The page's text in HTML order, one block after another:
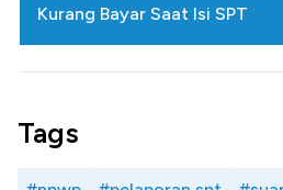
Kurang Bayar Saat Isi SPT
Tags